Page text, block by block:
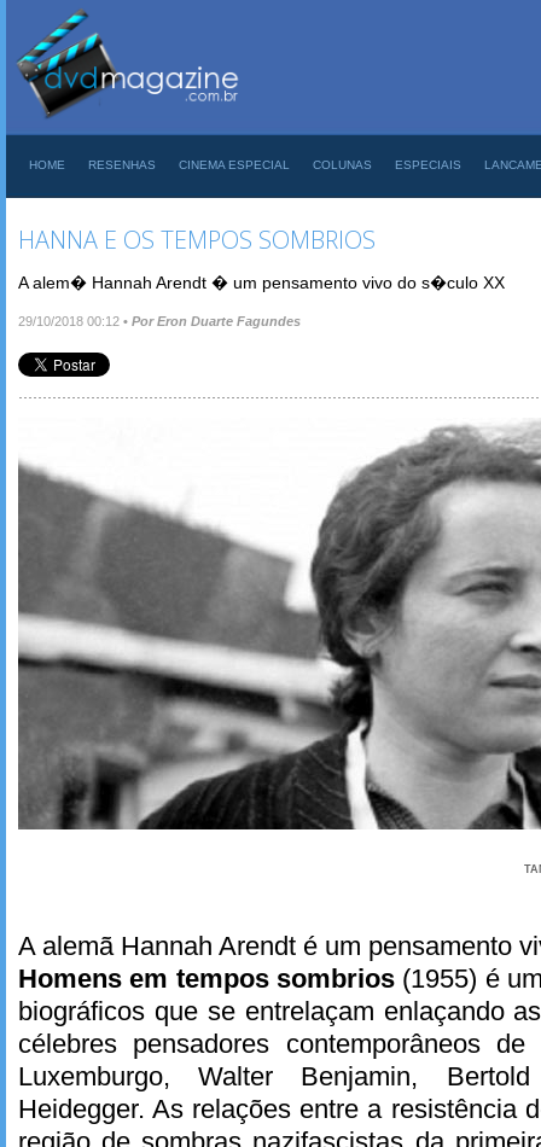
HOME RESENHAS CINEMA ESPECIAL COLUNAS ESPECIAIS
HANNA E OS TEMPOS SOMBRIOS
A alem� Hannah Arendt � um pensamento vivo do s�culo XX
29/10/2018 00:12 • Por Eron Duarte Fagundes
A alemã Hannah Arendt é um pensamento
Homens em tempos sombrios (1955) é
biográficos que se entrelaçam enlaçando
célebres pensadores contemporâneos
Luxemburgo, Walter Benjamin,
Heidegger. As relações entre a resistência